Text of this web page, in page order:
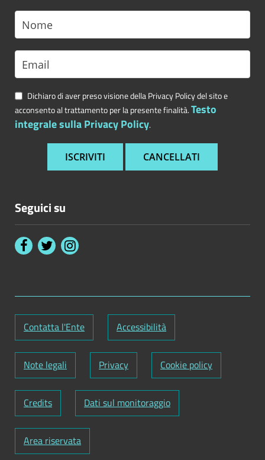
Dichiaro di aver preso visione della Privacy Policy del sito e
acconsento al trattamento per la presente finalità.Testo
integrale sulla Privacy Policy.
Seguici su
Contatta l'Ente Accessibilità
Note legali Privacy Cookie policy
Credits Dati sul monitoraggio
Area riservata